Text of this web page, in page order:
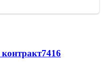
контракт7416